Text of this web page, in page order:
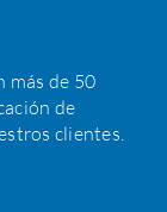
más de 50
de
clientes.